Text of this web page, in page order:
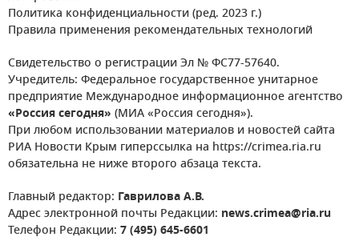
Политика конфиденциальности (ред. 2023 г.)
Правила применения рекомендательных технологий
Свидетельство о регистрации Эл № ФС77-57640.
Учредитель: Федеральное государственное унитарное
предприятие Международное информационное агентство
«Россия сегодня» (МИА «Россия сегодня»).
При любом использовании материалов и новостей сайта
РИА Новости Крым гиперссылка на https://crimea.ria.ru
обязательна не ниже второго абзаца текста.
Главный редактор: Гаврилова А.В.
Адрес электронной почты Редакции: news.crimea@ria.ru
Телефон Редакции: 7 (495) 645-6601